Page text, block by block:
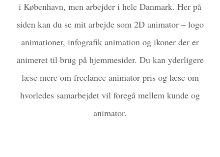
i København, men arbejder i hele Danmark. Her på
siden kan du se mit arbejde som 2D animator – logo
animationer, infografik animation og ikoner der er
animeret til brug på hjemmesider. Du kan yderligere
læse mere om freelance animator pris og læse om
hvorledes samarbejdet vil foregå mellem kunde og
animator.